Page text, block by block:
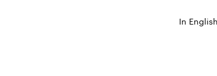
In English